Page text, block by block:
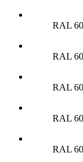
RAL
RAL
RAL
RAL
RAL